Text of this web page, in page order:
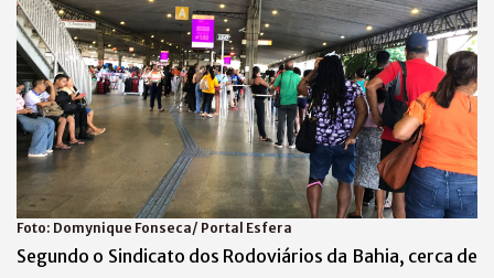
Foto: Domynique Fonseca/ Portal Esfera
Segundo o Sindicato dos Rodoviários da Bahia, cerca de